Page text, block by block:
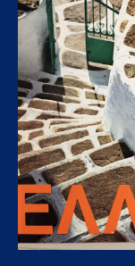
άτομα
προβλήματα
όρασης
που
χρησιμοποιούν
πρόγραμμα
ανάγνωσης
οθόνης
Πατήστε